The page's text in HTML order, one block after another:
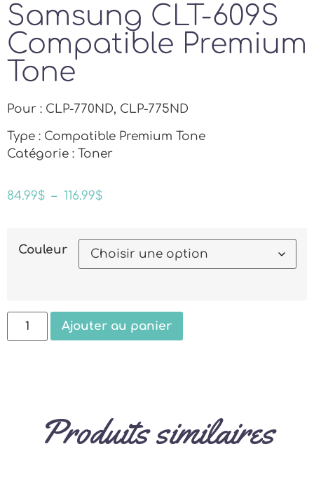
Samsung CLT-609S
Compatible Premium
Tone
Pour : CLP-770ND, CLP-775ND
Type : Compatible Premium Tone
Catégorie : Toner
84.99$ – 116.99$
Couleur
Ajouter au panier
Produits similaires